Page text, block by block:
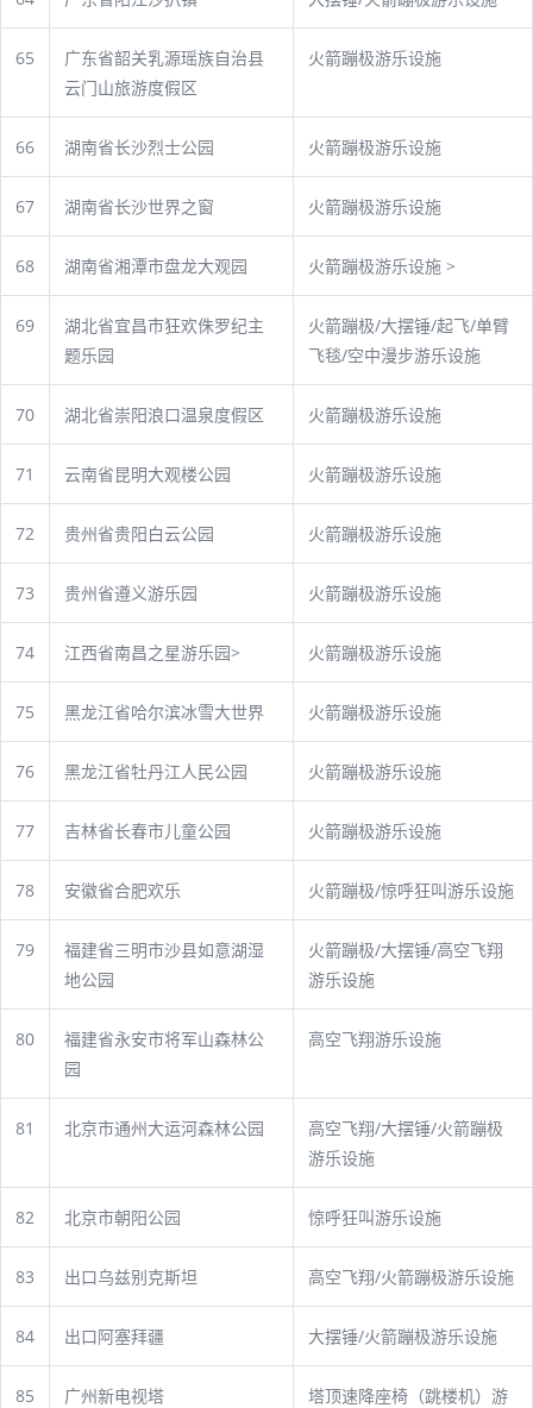
65
广东省韶关乳源瑶族自治县
云门山旅游度假区
火箭蹦极游乐设施
66 湖南省长沙烈士公园 火箭蹦极游乐设施
67 湖南省长沙世界之窗 火箭蹦极游乐设施
68 湖南省湘潭市盘龙大观园 火箭蹦极游乐设施 >
69
湖北省宜昌市狂欢侏罗纪主
题乐园
火箭蹦极/大摆锤/起飞/单臂
飞毯/空中漫步游乐设施
70 湖北省崇阳浪口温泉度假区 火箭蹦极游乐设施
71 云南省昆明大观楼公园 火箭蹦极游乐设施
72 贵州省贵阳白云公园 火箭蹦极游乐设施
73 贵州省遵义游乐园 火箭蹦极游乐设施
74 江西省南昌之星游乐园> 火箭蹦极游乐设施
75 黑龙江省哈尔滨冰雪大世界 火箭蹦极游乐设施
76 黑龙江省牡丹江人民公园 火箭蹦极游乐设施
77 吉林省长春市儿童公园 火箭蹦极游乐设施
78 安徽省合肥欢乐 火箭蹦极/惊呼狂叫游乐设施
79
福建省三明市沙县如意湖湿
地公园
火箭蹦极/大摆锤/高空飞翔
游乐设施
80
福建省永安市将军山森林公
园
高空飞翔游乐设施
81 北京市通州大运河森林公园
高空飞翔/大摆锤/火箭蹦极
游乐设施
82 北京市朝阳公园 惊呼狂叫游乐设施
83 出口乌兹别克斯坦 高空飞翔/火箭蹦极游乐设施
84 出口阿塞拜疆 大摆锤/火箭蹦极游乐设施
85 广州新电视塔
塔顶速降座椅（跳楼机）游